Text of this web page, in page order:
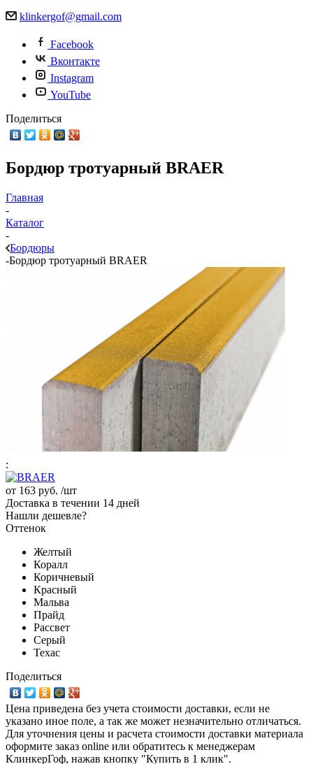
klinkergof@gmail.com
Facebook
Вконтакте
Instagram
YouTube
Поделиться
Бордюр тротуарный BRAER
Главная
-
Каталог
-
Бордюры
-Бордюр тротуарный BRAER
:
от 163 руб. /шт
Доставка в течении 14 дней
Нашли дешевле?
Оттенок
Желтый
Коралл
Коричневый
Красный
Мальва
Прайд
Рассвет
Серый
Техас
Поделиться
Цена приведена без учета стоимости доставки, если не
указано иное поле, а так же может незначительно отличаться.
Для уточнения цены и расчета стоимости доставки материала
оформите заказ online или обратитесь к менеджерам
КлинкерГоф, нажав кнопку "Купить в 1 клик".